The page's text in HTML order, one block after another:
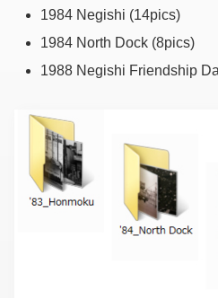
1984 Negishi (14pics)
1984 North Dock (8pics)
1988 Negishi Friendship